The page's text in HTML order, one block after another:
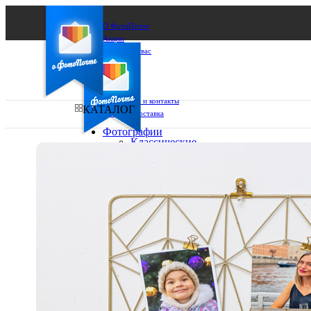
О ФотоПочте
Акции
Сделаем за вас
Бизнесу
FAQ
Франшиза
Поддержка и контакты
Оплата и доставка
Выберите из списка:
КАТАЛОГ
Фотографии
Классические
15х15
15х20
20х30
30х30
30х40
А4
Фото
в